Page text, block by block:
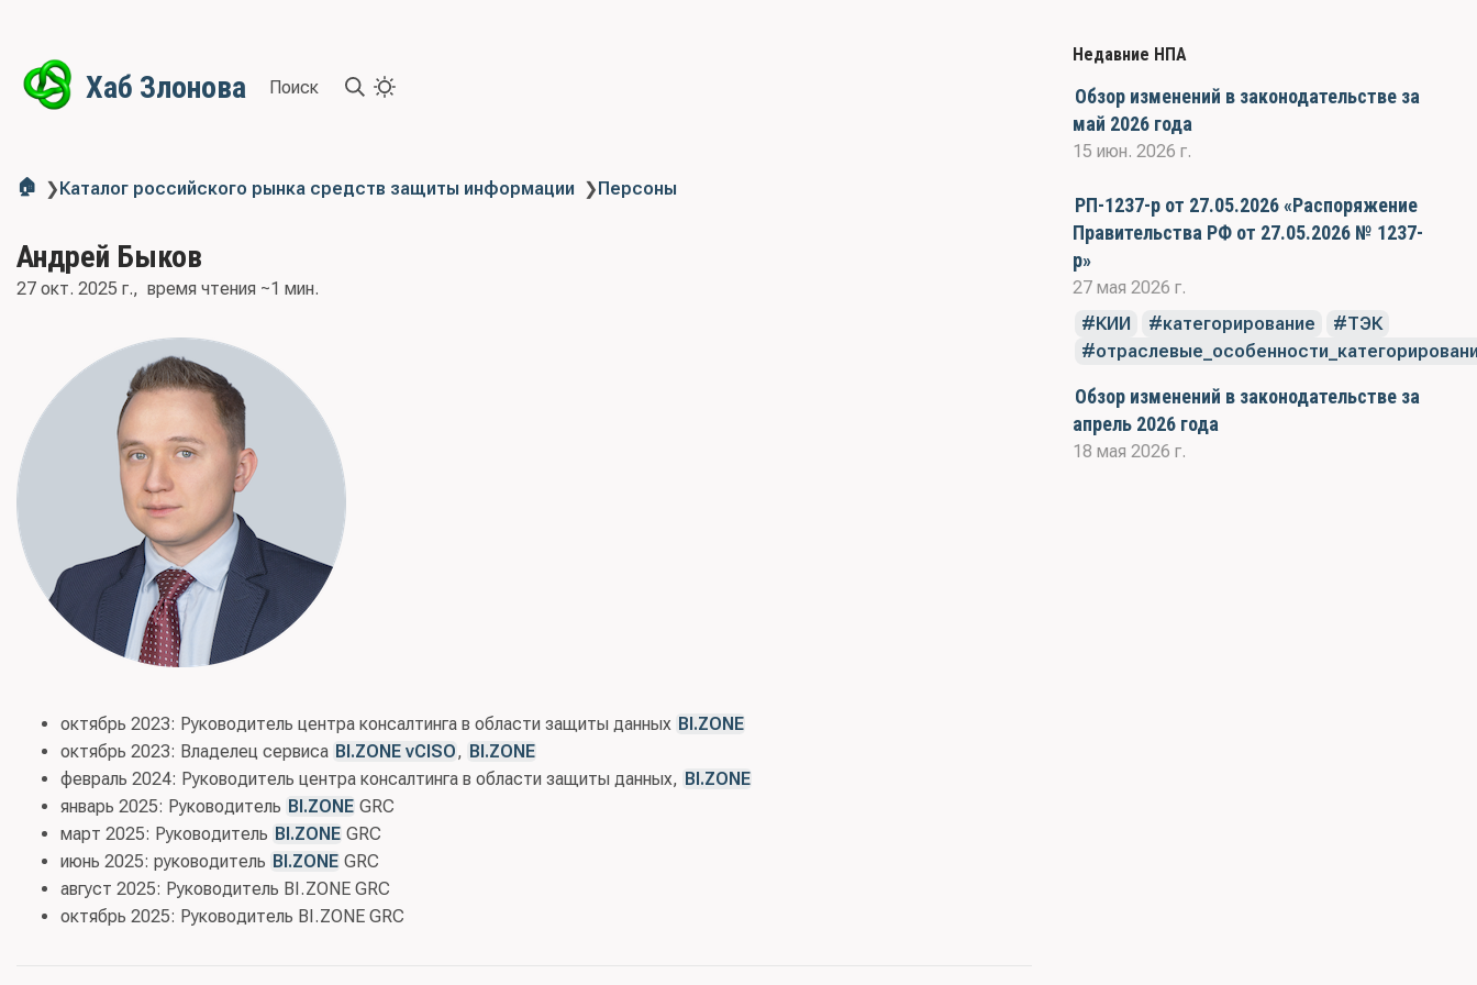
Хаб Злонова Поиск
🏠 ❯Каталог российского рынка средств защиты информации ❯Персоны
Андрей Быков
27 окт. 2025 г. время чтения ~1 мин.
октябрь 2023: Руководитель центра консалтинга в области защиты данных BI.ZONE
октябрь 2023: Владелец сервиса BI.ZONE vCISO, BI.ZONE
февраль 2024: Руководитель центра консалтинга в области защиты данных, BI.ZONE
январь 2025: Руководитель BI.ZONE GRC
март 2025: Руководитель BI.ZONE GRC
июнь 2025: руководитель BI.ZONE GRC
август 2025: Руководитель BI.ZONE GRC
октябрь 2025: Руководитель BI.ZONE GRC
Недавние НПА
Обзор изменений в законодательстве за
май 2026 года
15 июн. 2026 г.
РП-1237-р от 27.05.2026 «Распоряжение
Правительства РФ от 27.05.2026 № 1237-
р»
27 мая 2026 г.
КИИ
категорирование
ТЭК
Обзор изменений в законодательстве за
апрель 2026 года
18 мая 2026 г.